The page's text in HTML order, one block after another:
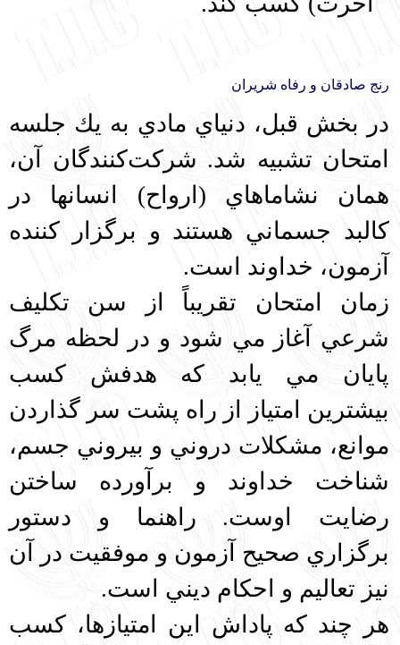
رنج صادقان و رفاه شريران
در بخش قبل، دنياي مادي به يك جلسه
امتحان تشبيه شد. شركت‌‌كنندگان آن،
همان نشاماهاي (ارواح) انسانها در
كالبد جسماني هستند و برگزار كننده
آزمون، خداوند است.
زمان امتحان تقريباً از سن تكليف
شرعي آغاز مي‌ شود و در لحظه مرگ
پايان مي يابد كه هدفش كسب
بيشترين امتياز از راه پشت سر گذاردن
موانع، مشكلات دروني و بيروني جسم،
شناخت خداوند و برآورده ساختن
رضايت اوست. راهنما و دستور
برگزاري صحيح آزمون و موفقيت در آن
نيز تعاليم و احكام ديني است.
هر چند كه پاداش اين امتيازها، كسب